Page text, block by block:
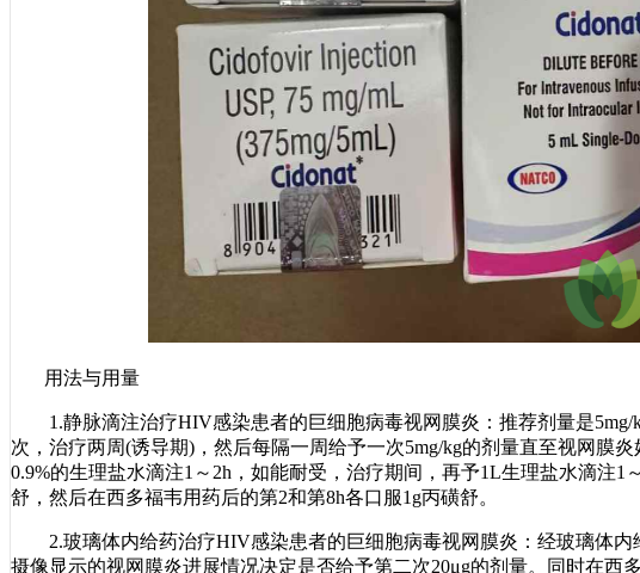
用法与用量
1.静脉滴注治疗HIV感染患者的巨细胞病毒视网膜炎：推荐剂量是5mg/
次，治疗两周(诱导期)，然后每隔一周给予一次5mg/kg的剂量直至视网膜
0.9%的生理盐水滴注1～2h，如能耐受，治疗期间，再予1L生理盐水滴注1
舒，然后在西多福韦用药后的第2和第8h各口服1g丙磺舒。
2.玻璃体内给药治疗HIV感染患者的巨细胞病毒视网膜炎：经玻璃体内
摄像显示的视网膜炎进展情况决定是否给予第二次20μg的剂量。同时在西